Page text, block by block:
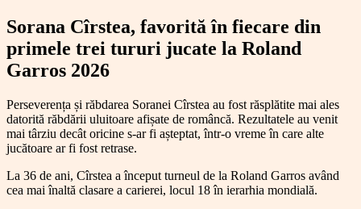
Sorana Cîrstea, favorită în fiecare din
primele trei tururi jucate la Roland
Garros 2026
Perseverența și răbdarea Soranei Cîrstea au fost răsplătite mai ales
datorită răbdării uluitoare afișate de româncă. Rezultatele au venit
mai târziu decât oricine s-ar fi așteptat, într-o vreme în care alte
jucătoare ar fi fost retrase.
La 36 de ani, Cîrstea a început turneul de la Roland Garros având
cea mai înaltă clasare a carierei, locul 18 în ierarhia mondială.